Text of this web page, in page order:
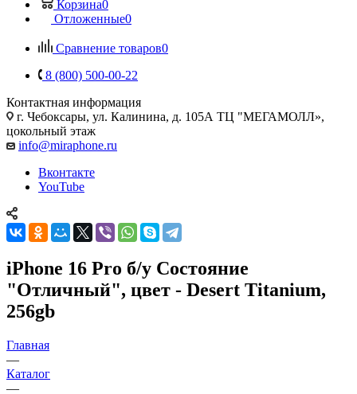
Корзина0
Отложенные0
Сравнение товаров0
8 (800) 500-00-22
Контактная информация
г. Чебоксары, ул. Калинина, д. 105А ТЦ "МЕГАМОЛЛ»,
цокольный этаж
info@miraphone.ru
Вконтакте
YouTube
iPhone 16 Pro б/у Состояние
"Отличный", цвет - Desert Titanium,
256gb
Главная
—
Каталог
—